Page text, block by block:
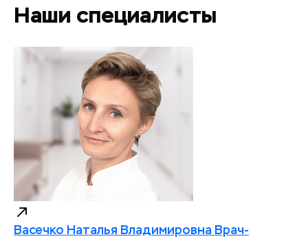
Наши специалисты
Васечко Наталья Владимировна Врач-